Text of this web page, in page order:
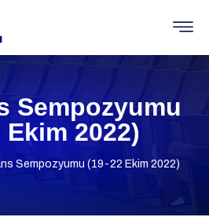
Sempozyumu
Ekim 2022)
Sempozyumu (19-22 Ekim 2022)